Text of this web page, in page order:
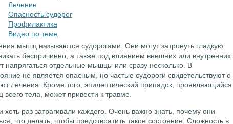
Лечение
Опасность судорог
Профилактика
Видео по теме
мышц называются судорогами. Они могут затронуть гладкую
беспричинно, а также под влиянием внешних или внутренних
напрягаться отдельные мышцы или сразу несколько. В
не является опасным, но частые судороги свидетельствуют о
лечения. Кроме того, эпилептический припадок, проявляющийся
тела, может привести к травме.
раз затрагивали каждого. Очень важно знать, почему они
что делать, чтобы предотвратить такое состояние. Сложность в